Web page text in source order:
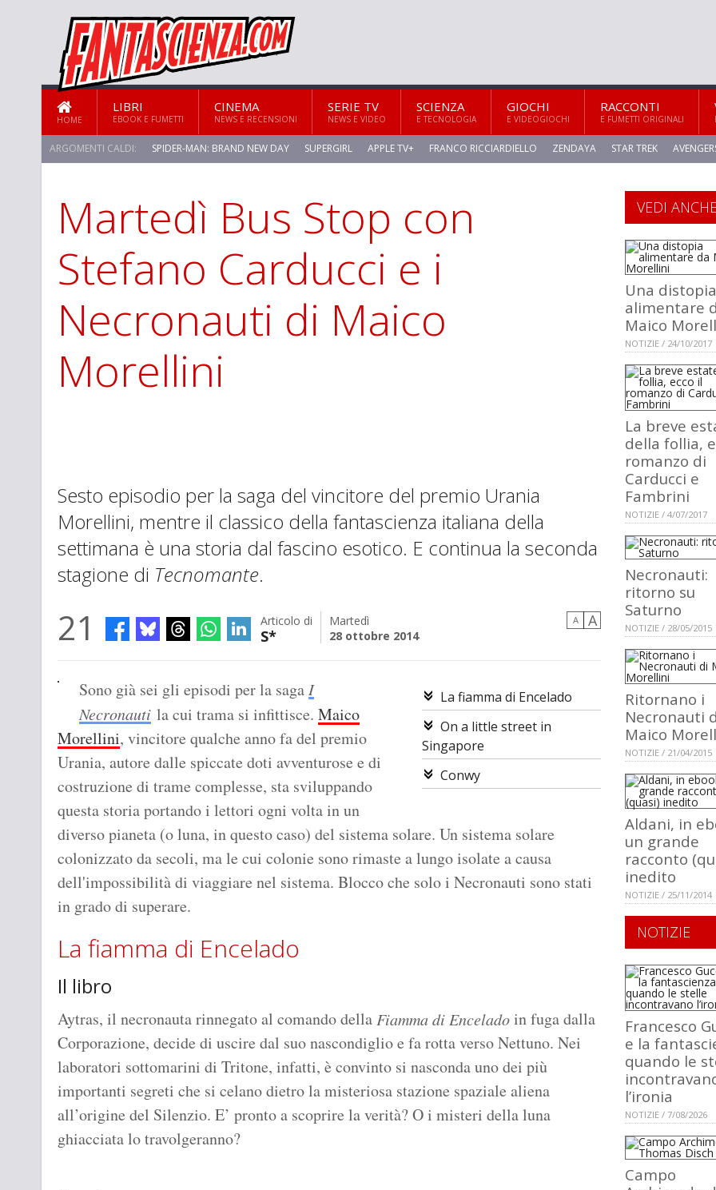
HOME
LIBRI
EBOOK E FUMETTI
CINEMA
NEWS E RECENSIONI
SERIE TV
NEWS E VIDEO
SCIENZA
E TECNOLOGIA
GIOCHI
E VIDEOGIOCHI
RACCONTI
E FUMETTI ORIGINALI
ARGOMENTI CALDI: SPIDER-MAN: BRAND NEW DAY SUPERGIRL APPLE TV+ FRANCO RICCIARDIELLO ZENDAYA STAR TREK
STAR TREK: STRANGE NEW WORLDS
Martedì Bus Stop con
Stefano Carducci e i
Necronauti di Maico
Morellini
Sesto episodio per la saga del vincitore del premio Urania
Morellini, mentre il classico della fantascienza italiana della
settimana è una storia dal fascino esotico. E continua la seconda
stagione di Tecnomante.
21 Articolo di
S*
Martedì
28 ottobre 2014
A A
La fiamma di Encelado
On a little street in
Singapore
Conwy
Sono già sei gli episodi per la sagaI
Necronauti la cui trama si infittisce. Maico
Morellini, vincitore qualche anno fa del premio
Urania, autore dalle spiccate doti avventurose e di
costruzione di trame complesse, sta sviluppando
questa storia portando i lettori ogni volta in un
diverso pianeta (o luna, in questo caso) del sistema solare. Un sistema solare
colonizzato da secoli, ma le cui colonie sono rimaste a lungo isolate a causa
dell'impossibilità di viaggiare nel sistema. Blocco che solo i Necronauti sono stati
in grado di superare.
La fiamma di Encelado
Il libro
Aytras, il necronauta rinnegato al comando dellaFiamma di Enceladoin fuga dalla
Corporazione, decide di uscire dal suo nascondiglio e fa rotta verso Nettuno. Nei
laboratori sottomarini di Tritone, infatti, è convinto si nasconda uno dei più
importanti segreti che si celano dietro la misteriosa stazione spaziale aliena
all’origine del Silenzio. E’ pronto a scoprire la verità? O i misteri della luna
ghiacciata lo travolgeranno?
VEDI ANCHE
Una distopia
alimentare
Maico
NOTIZIE / 24/10/2017
La breve
della follia,
romanzo di
Carducci e
Fambrini
NOTIZIE / 4/07/2017
Necronauti:
ritorno su
Saturno
NOTIZIE / 28/05/2015
Ritornano i
Necronauti
Maico
NOTIZIE / 21/04/2015
Aldani, in
un grande
racconto
inedito
NOTIZIE / 25/11/2014
NOTIZIE
Francesco
e la
quando le
l’ironia
NOTIZIE / 7/08/2026
Campo